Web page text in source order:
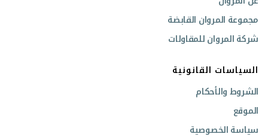
مجموعة المروان القابضة
شركة المروان للمقاولات
السياسات القانونية
الشروط والأحكام
الموقع
سياسة الخصوصية